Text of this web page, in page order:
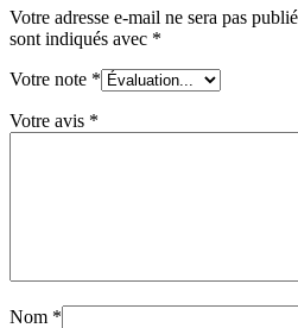
Votre adresse e-mail ne sera pas
sont indiqués avec *
Votre note *
Votre avis *
Nom *